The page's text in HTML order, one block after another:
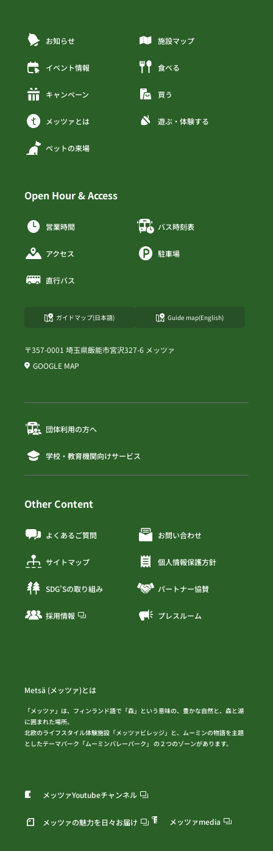
お知らせ
イベント情報
キャンペーン
メッツァとは
ペットの来場
施設マップ
食べる
買う
遊ぶ・体験する
Open Hour & Access
営業時間
アクセス
直行バス
バス時刻表
駐車場
ガイドマップ(日本語) Guide map(English)
〒357-0001 埼玉県飯能市宮沢327-6 メッツァ
GOOGLE MAP
団体利用の方へ
学校・教育機関向けサービス
Other Content
よくあるご質問
サイトマップ
SDG’Sの取り組み
採用情報
お問い合わせ
個人情報保護方針
パートナー協賛
プレスルーム
Metsä (メッツァ)とは
「メッツァ」は、フィンランド語で「森」という意味の、豊かな自然と、森と湖
に囲まれた場所。
北欧のライフスタイル体験施設「メッツァビレッジ」と、ムーミンの物語を主題
としたテーマパーク「ムーミンバレーパーク」 の２つのゾーンがあります。
メッツァYoutubeチャンネル
メッツァの魅力を日々お届け メッツァmedia